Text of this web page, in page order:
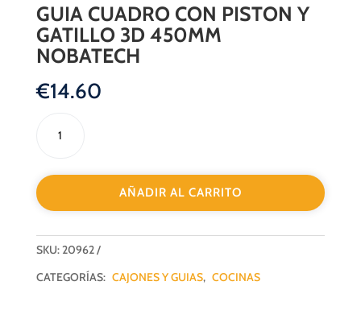
GUIA CUADRO CON PISTON Y
GATILLO 3D 450MM
NOBATECH
€14.60
CUADRO
PISTON
Y
GATILLO
450MM
NOBATECH
AÑADIR AL CARRITO
SKU:20962
CATEGORÍAS: CAJONES Y GUIAS, COCINAS